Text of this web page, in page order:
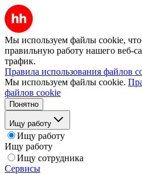
Мы используем файлы cookie,
правильную работу нашего веб-
трафик.
Правила использования файлов
Мы используем файлы cookie.
файлов cookie
Понятно
Ищу работу
Ищу работу
Ищу работу
Ищу сотрудника
Сервисы